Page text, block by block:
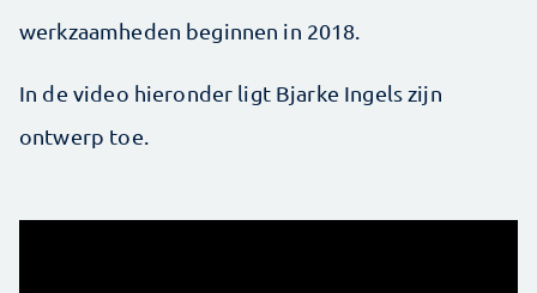
werkzaamheden beginnen in 2018.
In de video hieronder ligt Bjarke Ingels zijn
ontwerp toe.